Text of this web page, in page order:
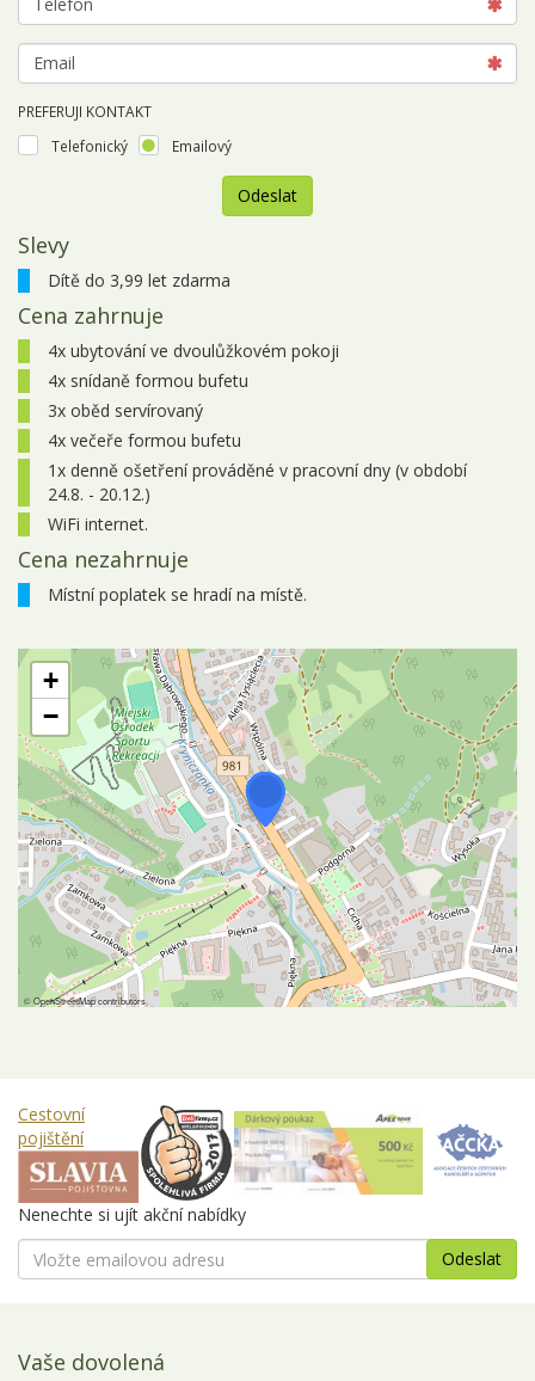
PREFERUJI KONTAKT
Telefonický
Emailový
Odeslat
Zájezd
nemá
k
dispozici
žádné
termíny.
Slevy
Dítě do 3,99 let zdarma
Cena zahrnuje
4x ubytování ve dvoulůžkovém pokoji
4x snídaně formou bufetu
3x oběd servírovaný
4x večeře formou bufetu
1x denně ošetření prováděné v pracovní dny (v období
24.8. - 20.12.)
WiFi internet.
Cena nezahrnuje
Místní poplatek se hradí na místě.
+
−
©OpenStreetMapcontributors
Cestovní
pojištění
Nenechte si ujít akční nabídky
Vaše dovolená